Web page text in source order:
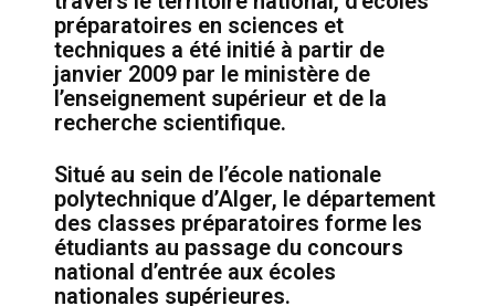
préparatoires en sciences et
techniques a été initié à partir de
janvier 2009 par le ministère de
l’enseignement supérieur et de la
recherche scientifique.
Situé au sein de l’école nationale
polytechnique d’Alger, le département
des classes préparatoires forme les
étudiants au passage du concours
national d’entrée aux écoles
nationales supérieures.